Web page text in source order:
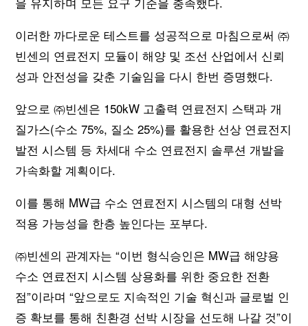
이러한 까다로운 테스트를 성공적으로 마침으로써 ㈜
빈센의 연료전지 모듈이 해양 및 조선 산업에서 신뢰
성과 안전성을 갖춘 기술임을 다시 한번 증명했다.
앞으로 ㈜빈센은 150kW 고출력 연료전지 스택과 개
질가스(수소 75%, 질소 25%)를 활용한 선상 연료전지
발전 시스템 등 차세대 수소 연료전지 솔루션 개발을
가속화할 계획이다.
이를 통해 MW급 수소 연료전지 시스템의 대형 선박
적용 가능성을 한층 높인다는 포부다.
㈜빈센의 관계자는 “이번 형식승인은 MW급 해양용
수소 연료전지 시스템 상용화를 위한 중요한 전환
점”이라며 “앞으로도 지속적인 기술 혁신과 글로벌 인
증 확보를 통해 친환경 선박 시장을 선도해 나갈 것”이